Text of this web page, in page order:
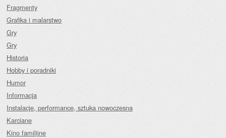
Fragmenty
Grafika i malarstwo
Gry
Gry
Historia
Hobby i poradniki
Humor
Informacja
Instalacje, performance, sztuka nowoczesna
Karciane
Kino familijne